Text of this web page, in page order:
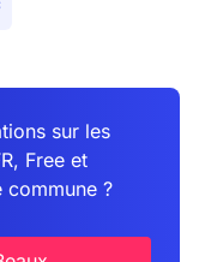
sur les
Free et
commune ?